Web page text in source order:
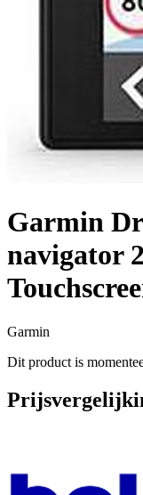
Garmin
navigator
Garmin
Dit product is